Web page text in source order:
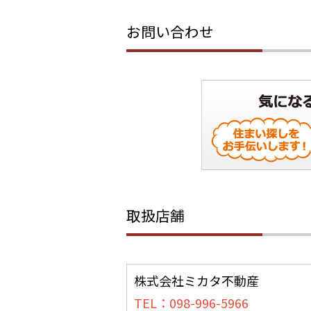
お問い合わせ
取扱店舗
株式会社ミカタ不動産
TEL：098-996-5966